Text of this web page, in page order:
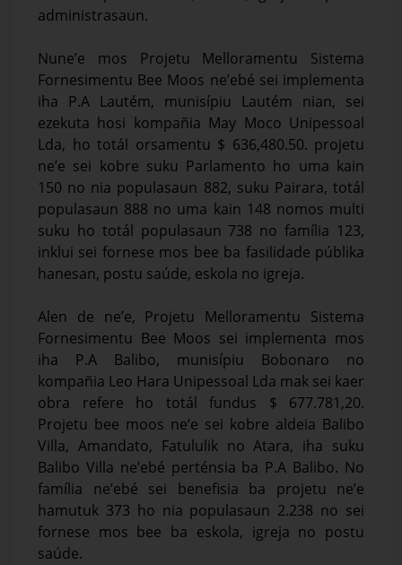
administrasaun.
Nune’e mos Projetu Melloramentu Sistema
Fornesimentu Bee Moos ne’ebé sei implementa
iha P.A Lautém, munisípiu Lautém nian, sei
ezekuta hosi kompañia May Moco Unipessoal
Lda, ho totál orsamentu $ 636,480.50. projetu
ne’e sei kobre suku Parlamento ho uma kain
150 no nia populasaun 882, suku Pairara, totál
populasaun 888 no uma kain 148 nomos multi
suku ho totál populasaun 738 no família 123,
inklui sei fornese mos bee ba fasilidade públika
hanesan, postu saúde, eskola no igreja.
Alen de ne’e, Projetu Melloramentu Sistema
Fornesimentu Bee Moos sei implementa mos
iha P.A Balibo, munisípiu Bobonaro no
kompañia Leo Hara Unipessoal Lda mak sei kaer
obra refere ho totál fundus $ 677.781,20.
Projetu bee moos ne’e sei kobre aldeia Balibo
Villa, Amandato, Fatululik no Atara, iha suku
Balibo Villa ne’ebé perténsia ba P.A Balibo. No
família ne’ebé sei benefisia ba projetu ne’e
hamutuk 373 ho nia populasaun 2.238 no sei
fornese mos bee ba eskola, igreja no postu
saúde.